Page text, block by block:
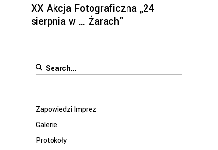
XX Akcja Fotograficzna „24
sierpnia w … Żarach”
Search
Zapowiedzi Imprez
Galerie
Protokoły